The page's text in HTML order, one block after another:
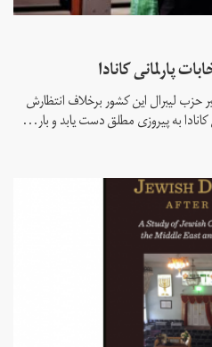
پارلمانی کانادا
حزب لیبرال این کشور برخلاف انتظارش
کانادا به پیروزی مطلق دست یابد و بار...